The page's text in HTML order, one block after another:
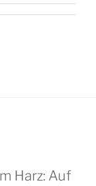
Harz: Auf